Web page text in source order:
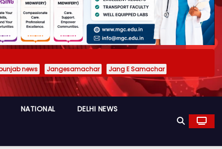
news Jangesamachar Jang E Samachar
NATIONAL DELHI NEWS